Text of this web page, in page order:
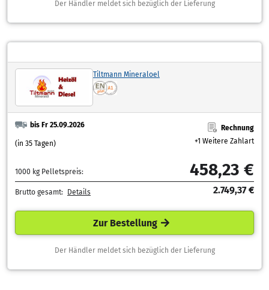
Der Händler meldet sich bezüglich der Lieferung
Tiltmann Mineraloel
bis Fr 25.09.2026
(in 35 Tagen)
Rechnung
+1 Weitere Zahlart
1000 kg Pelletspreis: 458,23 €
Brutto gesamt: Details 2.749,37 €
Zur Bestellung
Der Händler meldet sich bezüglich der Lieferung